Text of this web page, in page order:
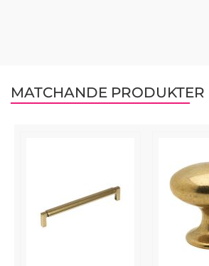
MATCHANDE PRODUKTER